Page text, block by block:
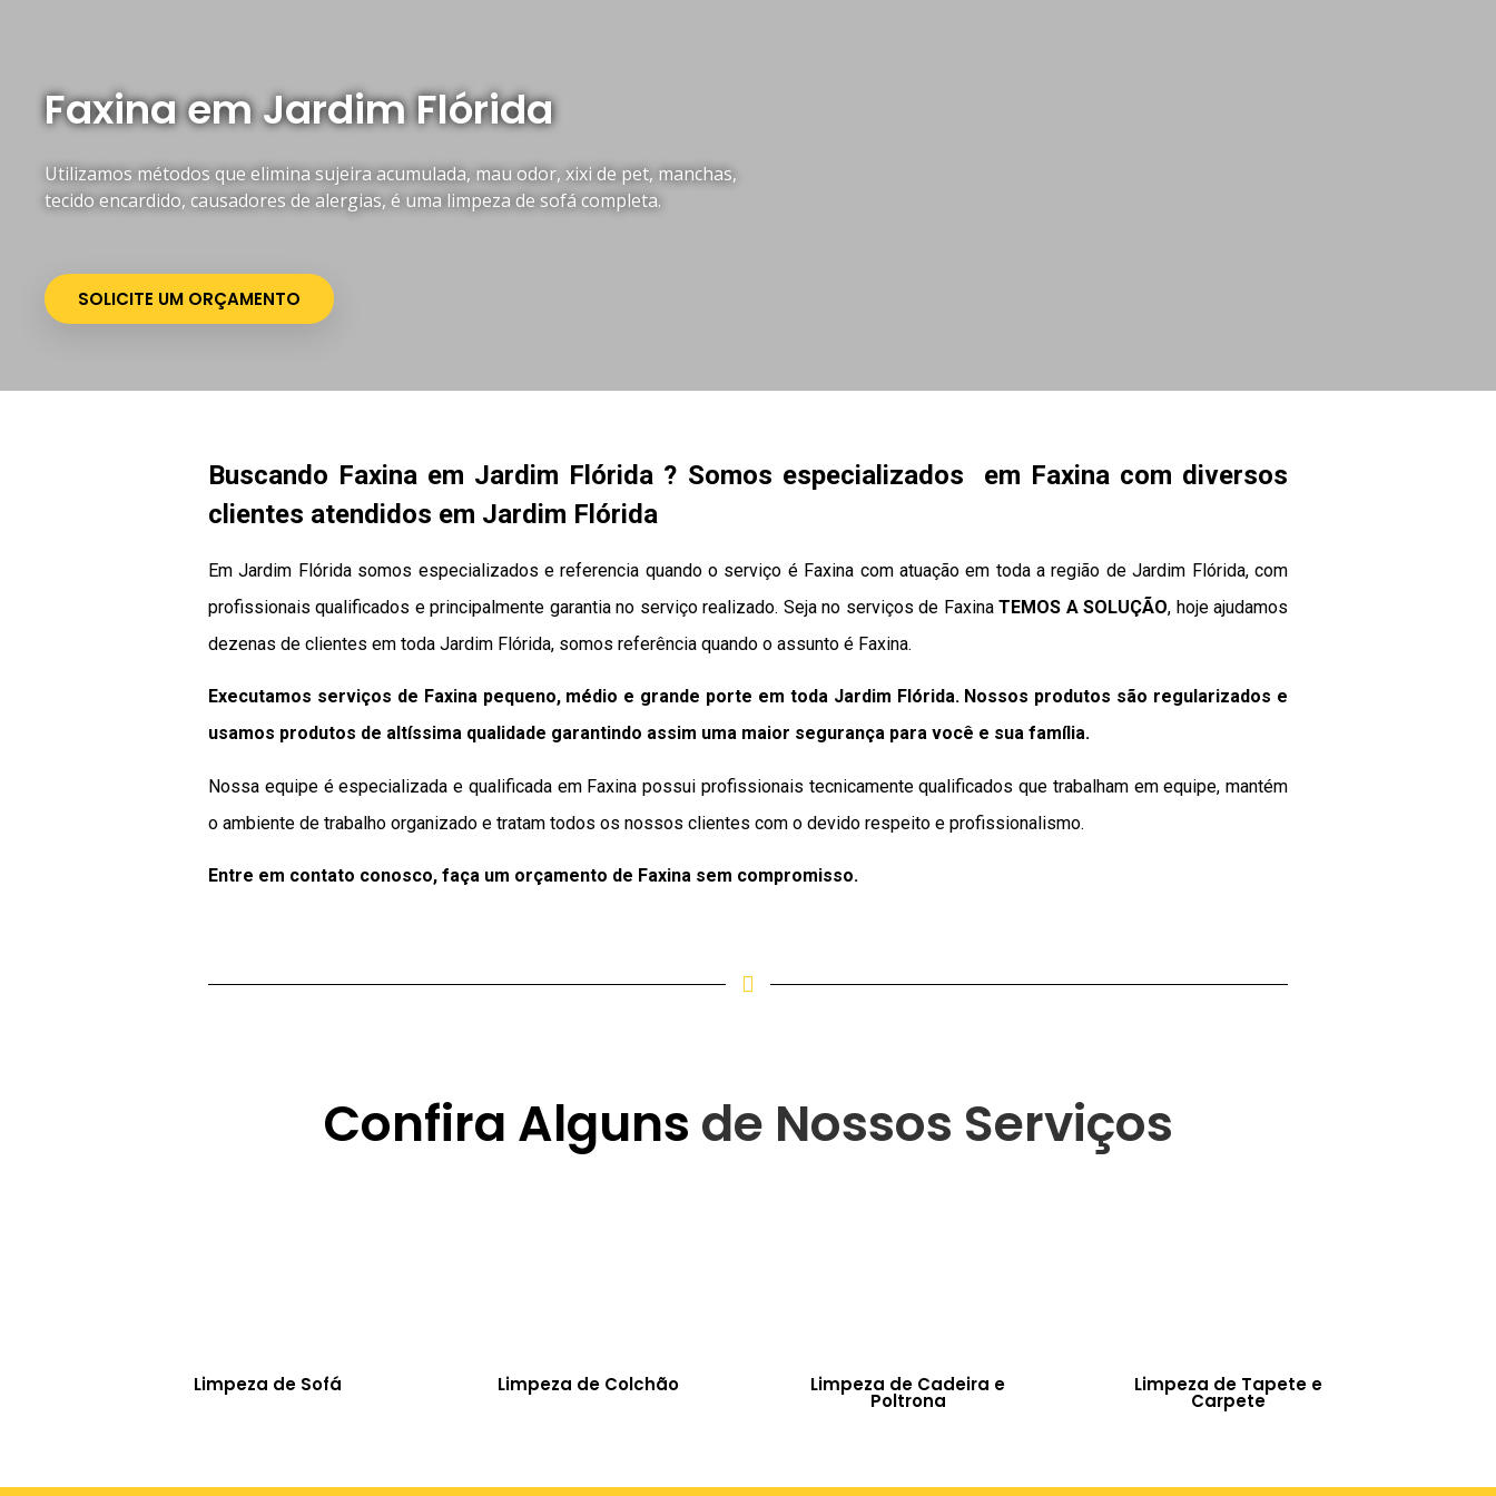
Faxina em Jardim Flórida
Utilizamos métodos que elimina sujeira acumulada, mau odor, xixi de pet, manchas,
tecido encardido, causadores de alergias, é uma limpeza de sofá completa.
SOLICITE UM ORÇAMENTO
Buscando Faxina em Jardim Flórida ? Somos especializados em Faxina com diversos
clientes atendidos em Jardim Flórida
Em Jardim Flórida somos especializados e referencia quando o serviço é Faxina com atuação em toda a região de Jardim Flórida, com
profissionais qualificados e principalmente garantia no serviço realizado. Seja no serviços de FaxinaTEMOS A SOLUÇÃO, hoje ajudamos
dezenas de clientes em toda Jardim Flórida, somos referência quando o assunto é Faxina.
Executamos serviços de Faxina pequeno, médio e grande porte em toda Jardim Flórida. Nossos produtos são regularizados e
usamos produtos de altíssima qualidade garantindo assim uma maior segurança para você e sua família.
Nossa equipe é especializada e qualificada em Faxina possui profissionais tecnicamente qualificados que trabalham em equipe, mantém
o ambiente de trabalho organizado e tratam todos os nossos clientes com o devido respeito e profissionalismo.
Entre em contato conosco, faça um orçamento de Faxina sem compromisso.
Confira Alguns de Nossos Serviços
Limpeza de Sofá Limpeza de Colchão Limpeza de Cadeira e
Poltrona
Limpeza de Tapete e
Carpete